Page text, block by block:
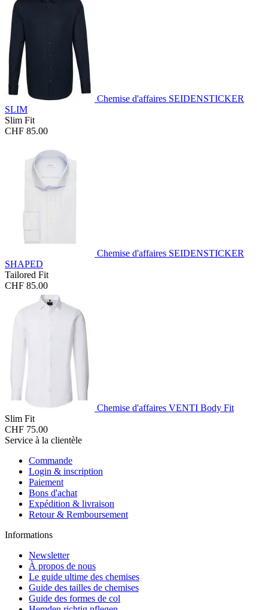
Chemise d'affaires SEIDENSTICKER
SLIM
Slim Fit
CHF 85.00
Chemise d'affaires SEIDENSTICKER
SHAPED
Tailored Fit
CHF 85.00
Chemise d'affaires VENTI Body Fit
Slim Fit
CHF 75.00
Service à la clientèle
Commande
Login & inscription
Paiement
Bons d'achat
Expédition & livraison
Retour & Remboursement
Informations
Newsletter
À propos de nous
Le guide ultime des chemises
Guide des tailles de chemises
Guide des formes de col